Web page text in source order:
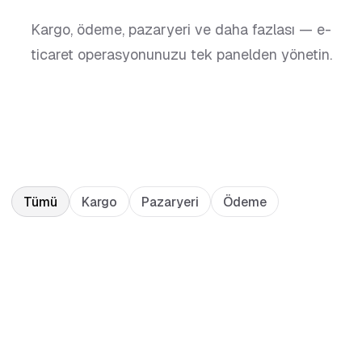
Kargo, ödeme, pazaryeri ve daha fazlası — e-
ticaret operasyonunuzu tek panelden yönetin.
Tümü Kargo Pazaryeri Ödeme